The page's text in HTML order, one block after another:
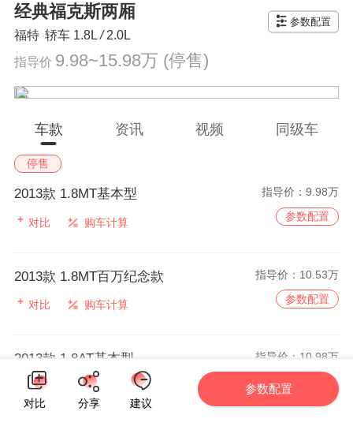
经典福克斯两厢
福特 轿车 1.8L/2.0L
参数配置
指导价 9.98~15.98万 (停售)
车款 资讯 视频 同级车
停售
2013款 1.8MT基本型 指导价：9.98万
对比 购车计算 参数配置
2013款 1.8MT百万纪念款 指导价： 10.53万
对比 购车计算 参数配置
2013款 1.8AT基本型 指导价： 10.98万
对比 购车计算
参数配置
对比
分享 建议
参数配置